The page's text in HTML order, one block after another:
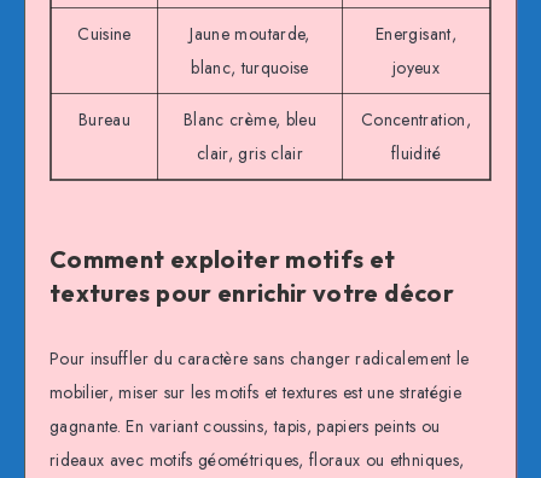
Cuisine
Jaune moutarde,
blanc, turquoise
Energisant,
joyeux
Bureau
Blanc crème, bleu
clair, gris clair
Concentration,
fluidité
Comment exploiter motifs et
textures pour enrichir votre décor
Pour insuffler du caractère sans changer radicalement le
mobilier, miser sur les motifs et textures est une stratégie
gagnante. En variant coussins, tapis, papiers peints ou
rideaux avec motifs géométriques, floraux ou ethniques,